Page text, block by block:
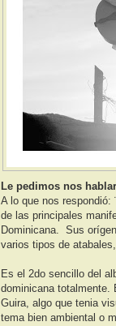
Le pedimos nos
A lo que nos respondió:
de las principales
Dominicana. Sus
varios tipos de
Es el 2do sencillo del
dominicana totalmente.
Guira, algo que tenia
tema bien ambiental o